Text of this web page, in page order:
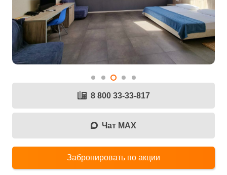
8 800 33-33-817
Чат MAX
Забронировать по акции